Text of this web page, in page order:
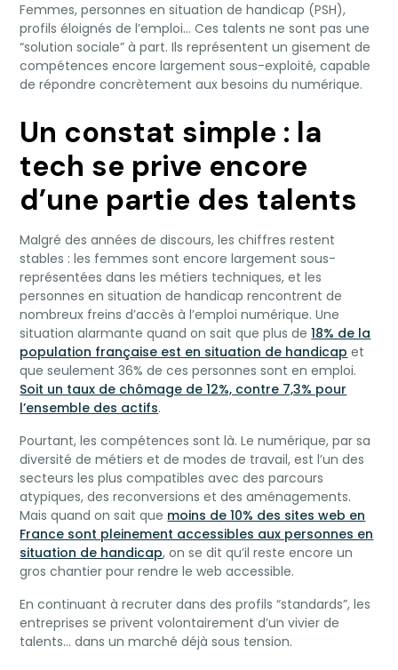
Femmes, personnes en situation de handicap (PSH),
profils éloignés de l’emploi… Ces talents ne sont pas une
“solution sociale” à part. Ils représentent un gisement de
compétences encore largement sous-exploité, capable
de répondre concrètement aux besoins du numérique.
Un constat simple : la
tech se prive encore
d’une partie des talents
Malgré des années de discours, les chiffres restent
stables : les femmes sont encore largement sous-
représentées dans les métiers techniques, et les
personnes en situation de handicap rencontrent de
nombreux freins d’accès à l’emploi numérique. Une
situation alarmante quand on sait que plus de18% de la
population française est en situation de handicap et
que seulement 36% de ces personnes sont en emploi.
Soit un taux de chômage de 12%, contre 7,3% pour
l’ensemble des actifs.
Pourtant, les compétences sont là. Le numérique, par sa
diversité de métiers et de modes de travail, est l’un des
secteurs les plus compatibles avec des parcours
atypiques, des reconversions et des aménagements.
Mais quand on sait que moins de 10% des sites web en
France sont pleinement accessibles aux personnes en
situation de handicap, on se dit qu’il reste encore un
gros chantier pour rendre le web accessible.
En continuant à recruter dans des profils “standards”, les
entreprises se privent volontairement d’un vivier de
talents… dans un marché déjà sous tension.